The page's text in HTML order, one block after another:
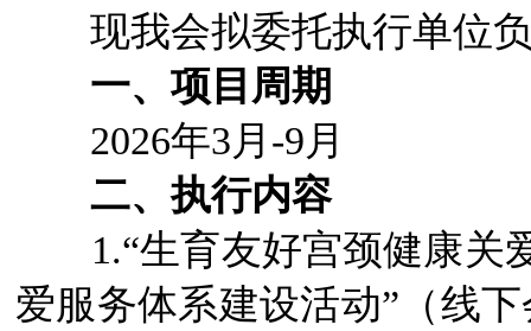
现我会拟委托执行单位负
一、项目周期
2026年3月-9月
二、执行内容
1.“生育友好宫颈健康关
爱服务体系建设活动”（线